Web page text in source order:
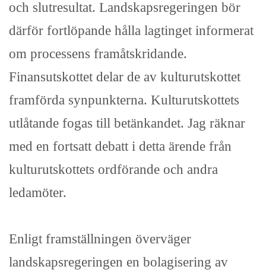
och slutresultat. Landskapsregeringen bör
därför fortlöpande hålla lagtinget informerat
om processens framåtskridande.
Finansutskottet delar de av kulturutskottet
framförda synpunkterna. Kulturutskottets
utlåtande fogas till betänkandet. Jag räknar
med en fortsatt debatt i detta ärende från
kulturutskottets ordförande och andra
ledamöter.
Enligt framställningen överväger
landskapsregeringen en bolagisering av